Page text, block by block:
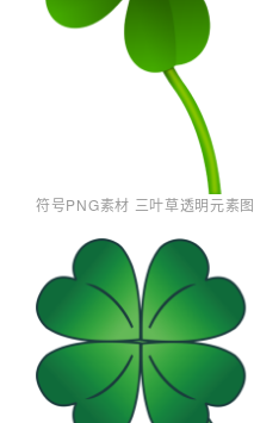
符号PNG素材 三叶草透明元素图